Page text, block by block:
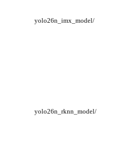
yolo26n_imx_model/
yolo26n_rknn_model/